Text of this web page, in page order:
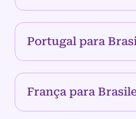
Portugal para
França para